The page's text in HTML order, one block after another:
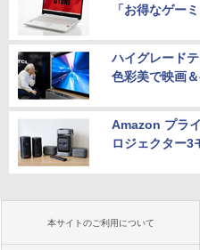
「お得なゲー
ハイグレード
色彩美で映画
Amazon プラ
ロジェクター3
本サイトのご利用について